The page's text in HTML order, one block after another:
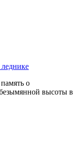
о
высоты в